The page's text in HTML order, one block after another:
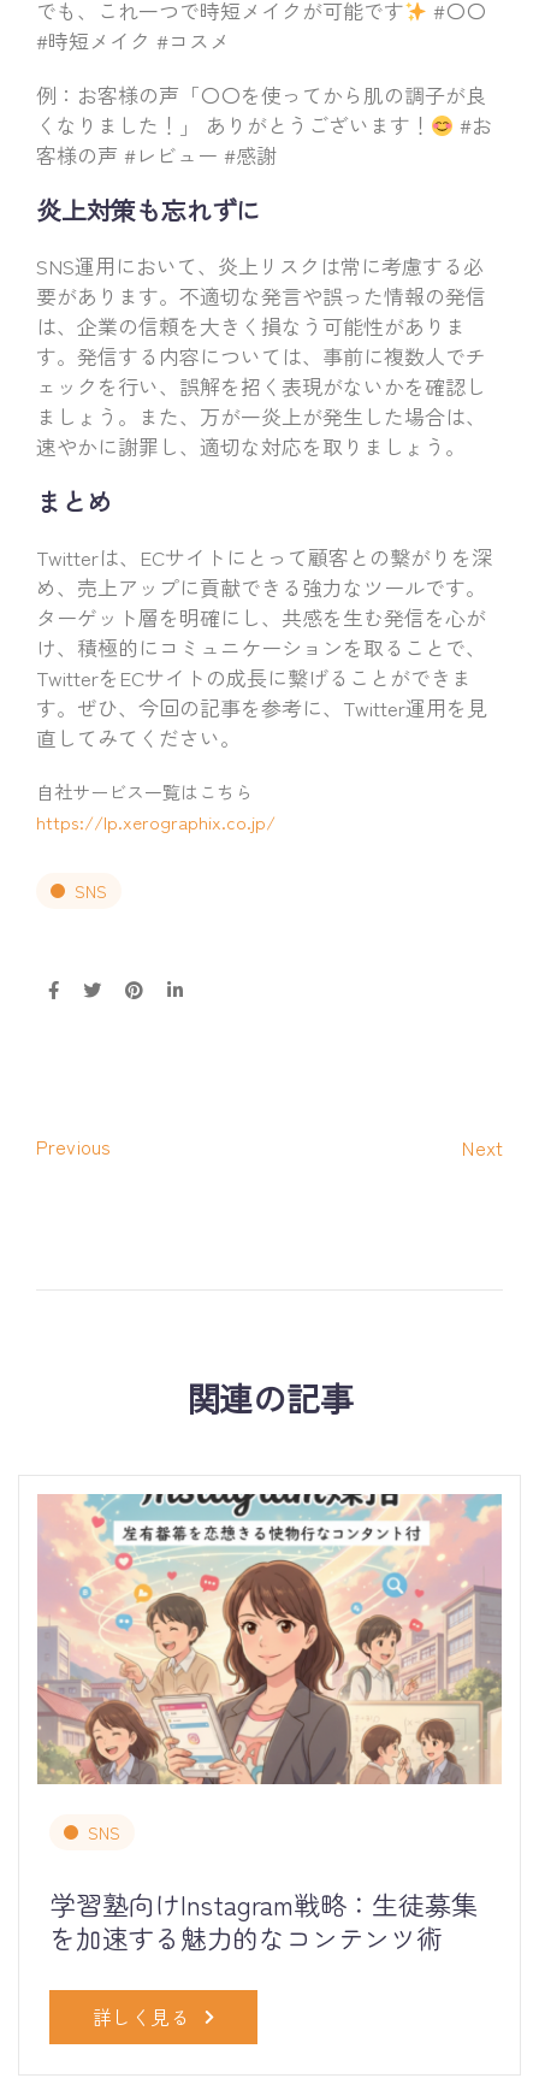
でも、これ一つで時短メイクが可能です
#〇〇
#時短メイク #コスメ
例：お客様の声「〇〇を使ってから肌の調子が良
くなりました！」 ありがとうございます！
#お
客様の声 #レビュー #感謝
炎上対策も忘れずに
SNS運用において、炎上リスクは常に考慮する必
要があります。不適切な発言や誤った情報の発信
は、企業の信頼を大きく損なう可能性がありま
す。発信する内容については、事前に複数人でチ
ェックを行い、誤解を招く表現がないかを確認し
ましょう。また、万が一炎上が発生した場合は、
速やかに謝罪し、適切な対応を取りましょう。
まとめ
Twitterは、ECサイトにとって顧客との繋がりを深
め、売上アップに貢献できる強力なツールです。
ターゲット層を明確にし、共感を生む発信を心が
け、積極的にコミュニケーションを取ることで、
TwitterをECサイトの成長に繋げることができま
す。ぜひ、今回の記事を参考に、Twitter運用を見
直してみてください。
自社サービス一覧はこちら
https://lp.xerographix.co.jp/
SNS
Previous Next
関連の記事
SNS
学習塾向けInstagram戦略：生徒募集
を加速する魅力的なコンテンツ術
詳しく見る